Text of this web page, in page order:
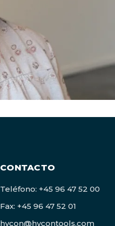
CONTACTO
Teléfono: +45 96 47 52 00
Fax: +45 96 47 52 01
hycon@hycontools.com